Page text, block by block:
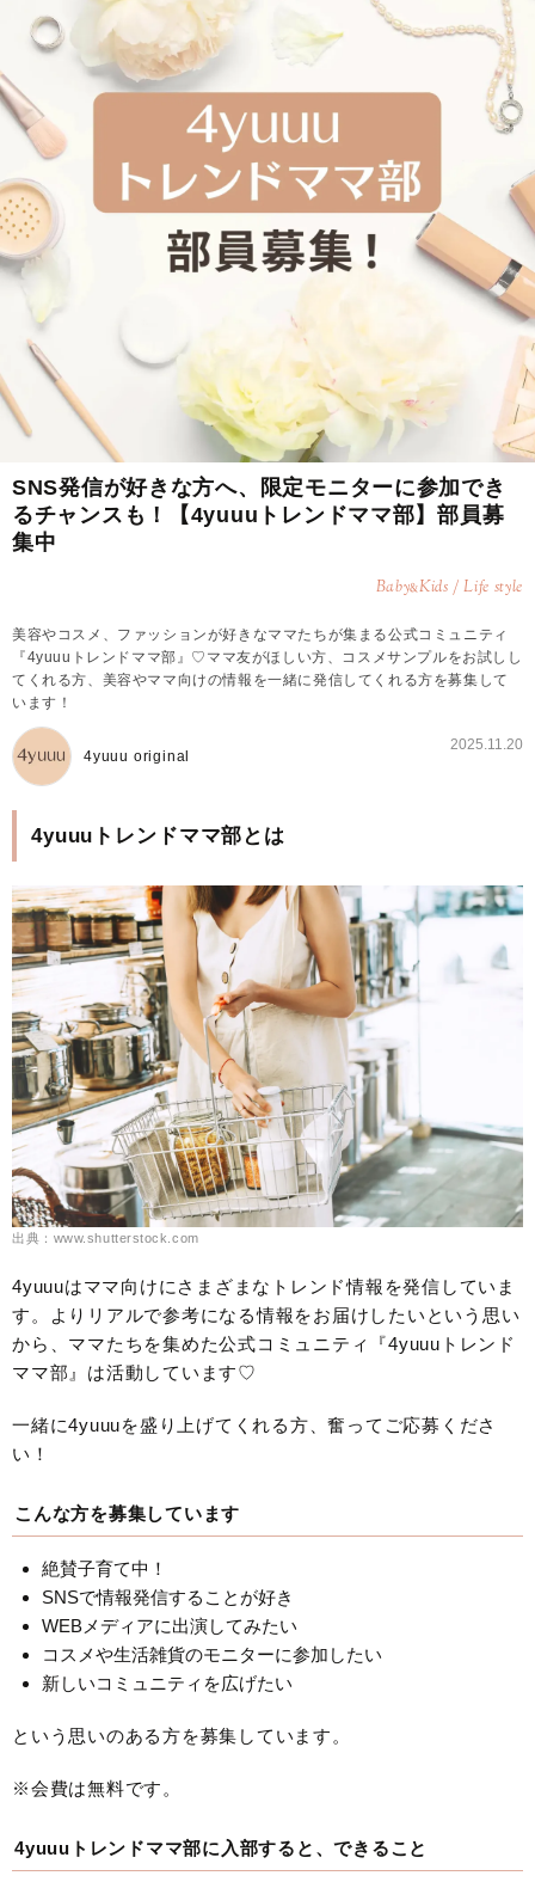
SNS発信が好きな方へ、限定モニターに参加でき
るチャンスも！【4yuuuトレンドママ部】部員募
集中
Baby&Kids / Life style
美容やコスメ、ファッションが好きなママたちが集まる公式コミュニティ
『4yuuuトレンドママ部』♡ママ友がほしい方、コスメサンプルをお試しし
てくれる方、美容やママ向けの情報を一緒に発信してくれる方を募集して
います！
4yuuu original
2025.11.20
4yuuuトレンドママ部とは
出典：www.shutterstock.com
4yuuuはママ向けにさまざまなトレンド情報を発信していま
す。よりリアルで参考になる情報をお届けしたいという思い
から、ママたちを集めた公式コミュニティ『4yuuuトレンド
ママ部』は活動しています♡
一緒に4yuuuを盛り上げてくれる方、奮ってご応募くださ
い！
こんな方を募集しています
絶賛子育て中！
SNSで情報発信することが好き
WEBメディアに出演してみたい
コスメや生活雑貨のモニターに参加したい
新しいコミュニティを広げたい
という思いのある方を募集しています。
※会費は無料です。
4yuuuトレンドママ部に入部すると、できること